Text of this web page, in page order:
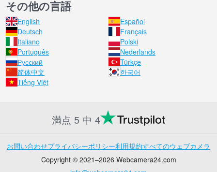
その他の言語
English
Español
Deutsch
Français
Italiano
Polski
Português
Nederlands
Русский
Türkçe
简体中文
한국어
Tiếng Việt
満点 5 中 4
お問い合わせプライバシーポリシー利用規約すべてのウェブカメラ
Copyright © 2021–2026 Webcamera24.com